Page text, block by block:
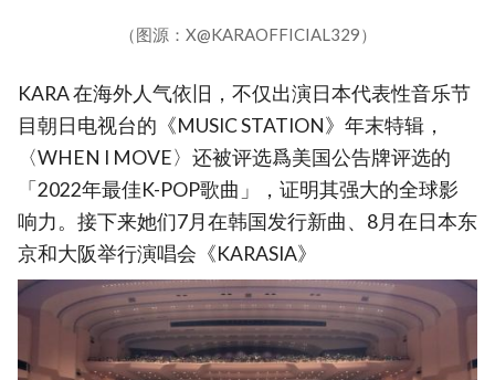
（图源：X@KARAOFFICIAL329）
KARA 在海外人气依旧，不仅出演日本代表性音乐节
目朝日电视台的《MUSIC STATION》年末特辑，
〈WHEN I MOVE〉还被评选爲美国公告牌评选的
「2022年最佳K-POP歌曲」，证明其强大的全球影
响力。接下来她们7月在韩国发行新曲、8月在日本东
京和大阪举行演唱会《KARASIA》